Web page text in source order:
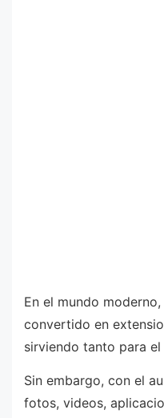
En el mundo
convertido en
sirviendo tanto para
Sin embargo, con el
fotos, videos,